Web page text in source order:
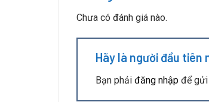
Chưa có đánh giá nào.
Hãy là người đầu tiên
Bạn phải đăng nhập để gửi